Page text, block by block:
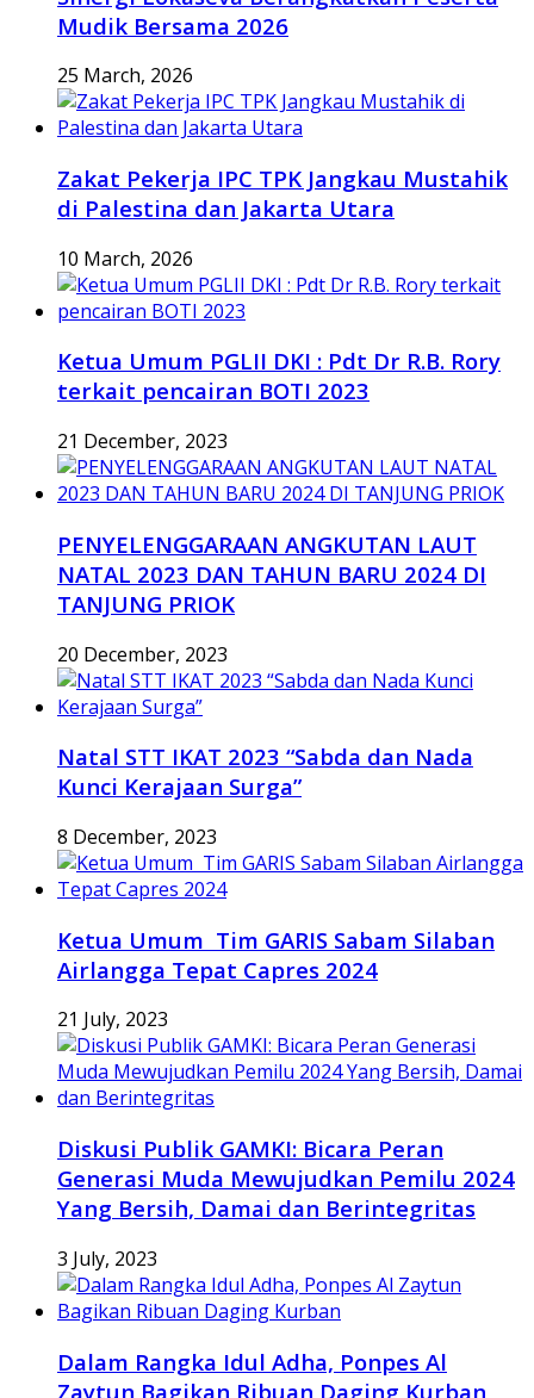
Mudik Bersama 2026
25 March, 2026
Zakat Pekerja IPC TPK Jangkau Mustahik
di Palestina dan Jakarta Utara
10 March, 2026
Ketua Umum PGLII DKI : Pdt Dr R.B. Rory
terkait pencairan BOTI 2023
21 December, 2023
PENYELENGGARAAN ANGKUTAN LAUT
NATAL 2023 DAN TAHUN BARU 2024 DI
TANJUNG PRIOK
20 December, 2023
Natal STT IKAT 2023 “Sabda dan Nada
Kunci Kerajaan Surga”
8 December, 2023
Ketua Umum Tim GARIS Sabam Silaban
Airlangga Tepat Capres 2024
21 July, 2023
Diskusi Publik GAMKI: Bicara Peran
Generasi Muda Mewujudkan Pemilu 2024
Yang Bersih, Damai dan Berintegritas
3 July, 2023
Dalam Rangka Idul Adha, Ponpes Al
Zaytun Bagikan Ribuan Daging Kurban